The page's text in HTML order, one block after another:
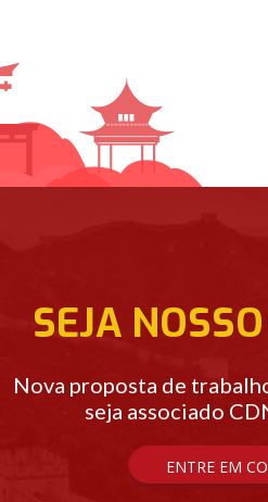
SEJA
Nova proposta de
seja associado
ENTRE EM